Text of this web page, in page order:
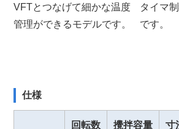
VFTとつなげて細かな温度
管理ができるモデルです。
タイマ
です。
仕様
回転数 攪拌容量 寸